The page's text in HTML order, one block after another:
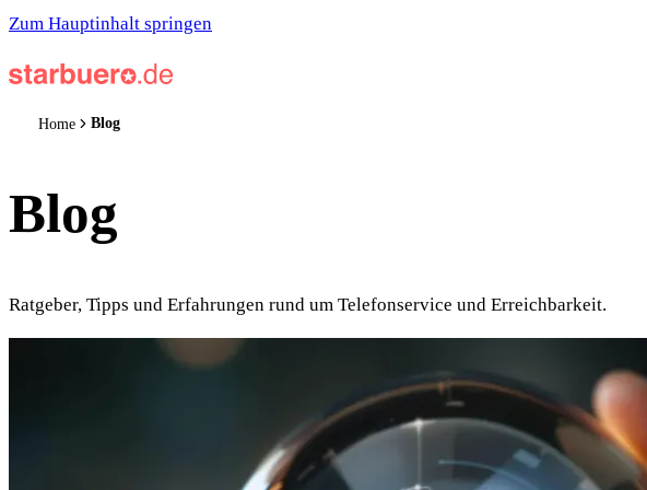
Zum Hauptinhalt springen
Home Blog
Blog
Ratgeber, Tipps und Erfahrungen rund um Telefonservice und Erreichbarkeit.